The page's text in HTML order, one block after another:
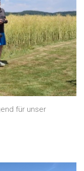
für unser